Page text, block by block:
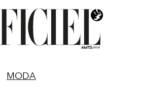
MODA